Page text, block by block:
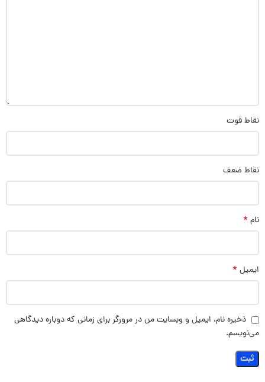
نقاط قوت
نقاط ضعف
نام *
ایمیل *
ذخیره نام، ایمیل و وبسایت من در مرورگر برای زمانی که دوباره دیدگاهی
می‌نویسم.